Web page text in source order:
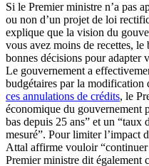
Si le Premier ministre n’a pas
ou non d’un projet de loi
explique que la vision du
vous avez moins de recettes,
bonnes décisions pour adapter
Le gouvernement a
budgétaires par la modification
ces annulations de crédits, le
économique du gouvernement
bas depuis 25 ans” et un “taux
mesuré”. Pour limiter l’impact
Attal affirme vouloir
Premier ministre dit également